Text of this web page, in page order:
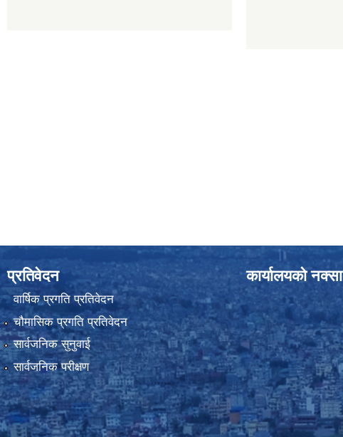
प्रतिवेदन
वार्षिक प्रगति प्रतिवेदन
चौमासिक प्रगति प्रतिवेदन
सार्वजनिक सुनुवाई
सार्वजनिक परीक्षण
कार्यालयको नक्सा